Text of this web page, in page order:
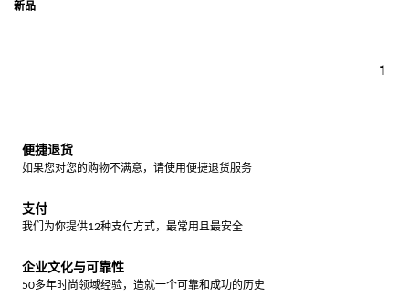
1
便捷退货
如果您对您的购物不满意，请使用便捷退货服务
支付
我们为你提供12种支付方式，最常用且最安全
企业文化与可靠性
50多年时尚领域经验，造就一个可靠和成功的历史